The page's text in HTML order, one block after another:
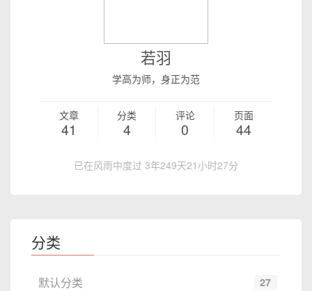
若羽
学高为师，身正为范
文章
41
分类
4
评论
0
页面
44
已在风雨中度过 3年249天21小时27分
分类
默认分类 27